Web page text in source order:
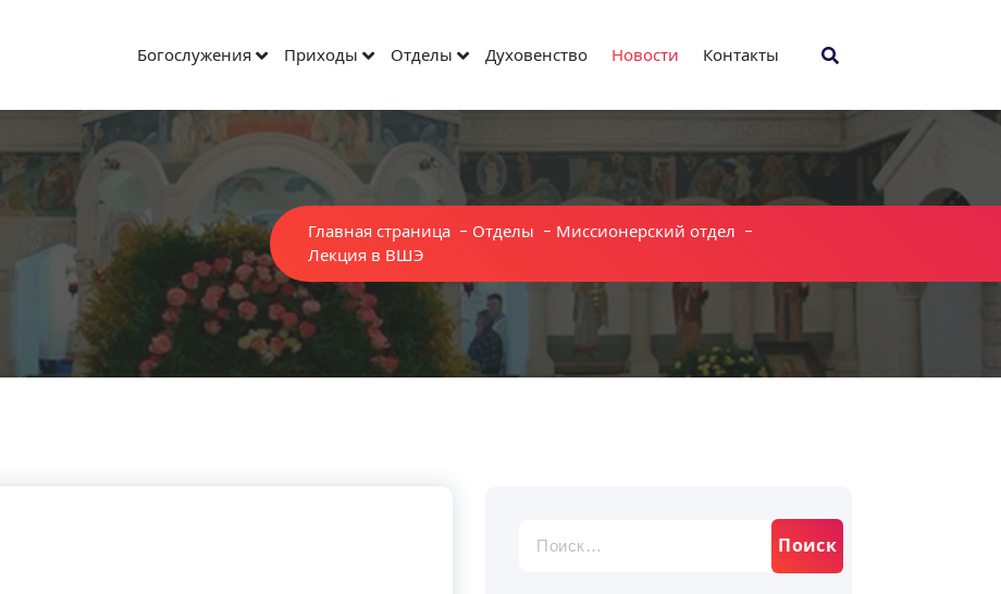
Богослужения Приходы Отделы Духовенство Новости Контакты
Главная страница - Отделы - Миссионерский отдел -
Лекция в ВШЭ